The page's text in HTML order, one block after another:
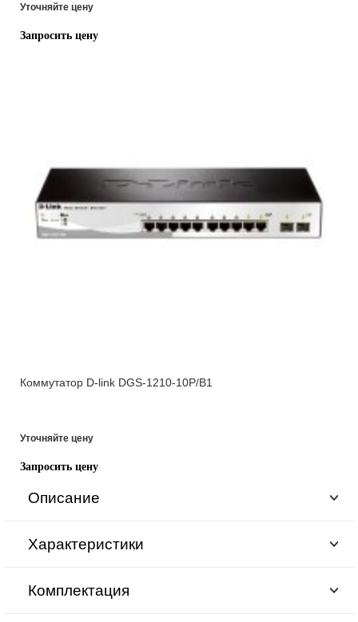
Уточняйте цену
Запросить цену
Коммутатор D-link DGS-1210-10P/B1
Уточняйте цену
Запросить цену
Описание
Характеристики
Комплектация